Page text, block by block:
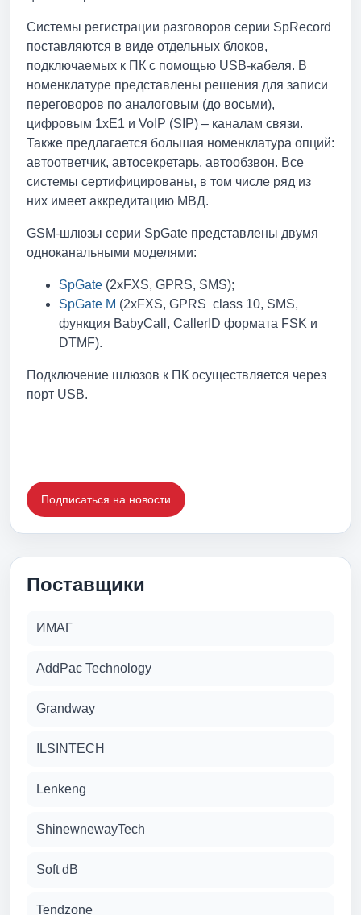
Системы регистрации разговоров серии SpRecord
поставляются в виде отдельных блоков,
подключаемых к ПК с помощью USB-кабеля. В
номенклатуре представлены решения для записи
переговоров по аналоговым (до восьми),
цифровым 1хE1 и VoIP (SIP) – каналам связи.
Также предлагается большая номенклатура опций:
автоответчик, автосекретарь, автообзвон. Все
системы сертифицированы, в том числе ряд из
них имеет аккредитацию МВД.
GSM-шлюзы серии SpGate представлены двумя
одноканальными моделями:
SpGate (2хFXS, GPRS, SMS);
SpGate M (2хFXS, GPRS class 10, SMS,
функция BabyCall, CallerID формата FSK и
DTMF).
Подключение шлюзов к ПК осуществляется через
порт USB.
Подписаться на новости
Поставщики
ИМАГ
AddPac Technology
Grandway
ILSINTECH
Lenkeng
ShinewnewayTech
Soft dB
Tendzone